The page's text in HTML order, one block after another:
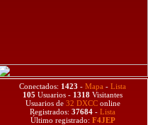
Conectados: 1423 - Mapa - Lista
105 Usuarios - 1318 Visitantes
Usuarios de 32 DXCConline
Registrados: 37684 - Lista
Último registrado: F4JEP